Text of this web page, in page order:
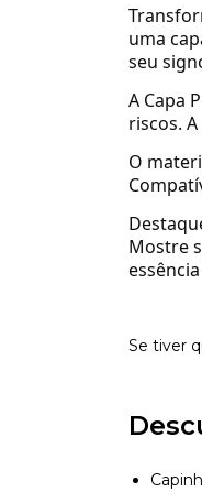
uma
seu
A Capa
riscos.
O
Mostre
Se tiver